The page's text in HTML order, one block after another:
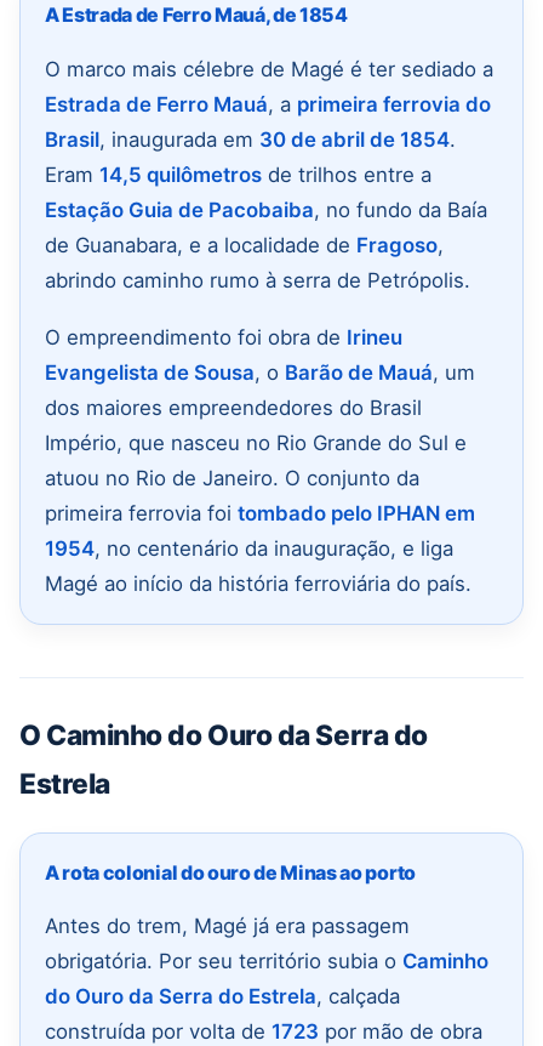
A Estrada de Ferro Mauá, de 1854
O marco mais célebre de Magé é ter sediado a
Estrada de Ferro Mauá, a primeira ferrovia do
Brasil, inaugurada em 30 de abril de 1854.
Eram 14,5 quilômetros de trilhos entre a
Estação Guia de Pacobaiba, no fundo da Baía
de Guanabara, e a localidade de Fragoso,
abrindo caminho rumo à serra de Petrópolis.
O empreendimento foi obra de Irineu
Evangelista de Sousa, o Barão de Mauá, um
dos maiores empreendedores do Brasil
Império, que nasceu no Rio Grande do Sul e
atuou no Rio de Janeiro. O conjunto da
primeira ferrovia foi tombado pelo IPHAN em
1954, no centenário da inauguração, e liga
Magé ao início da história ferroviária do país.
O Caminho do Ouro da Serra do
Estrela
A rota colonial do ouro de Minas ao porto
Antes do trem, Magé já era passagem
obrigatória. Por seu território subia o Caminho
do Ouro da Serra do Estrela, calçada
construída por volta de 1723 por mão de obra